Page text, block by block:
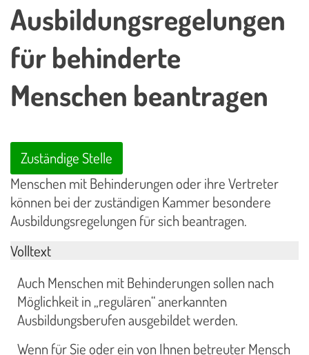
Ausbildungsregelungen
für behinderte
Menschen beantragen
Zuständige Stelle
Menschen mit Behinderungen oder ihre Vertreter
können bei der zuständigen Kammer besondere
Ausbildungsregelungen für sich beantragen.
Volltext
Auch Menschen mit Behinderungen sollen nach
Möglichkeit in „regulären“ anerkannten
Ausbildungsberufen ausgebildet werden.
Wenn für Sie oder ein von Ihnen betreuter Mensch